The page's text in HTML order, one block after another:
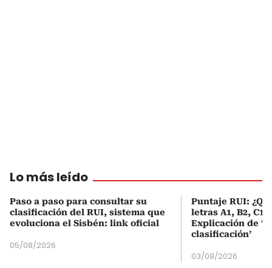
Lo más leído
Paso a paso para consultar su
clasificación del RUI, sistema que
evoluciona el Sisbén: link oficial
05/08/2026
Puntaje RUI:
letras A1, B2, C1
Explicación de
clasificación’
03/08/2026